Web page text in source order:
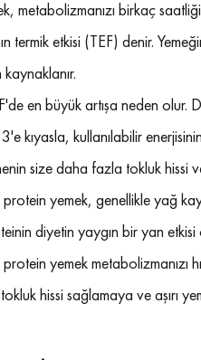
metabolizmanızı birkaç
termik etkisi (TEF) denir.
en büyük artışa neden
kıyasla, kullanılabilir
size daha fazla tokluk hissi
yemek, genellikle yağ
diyetin yaygın bir yan etkisi
yemek metabolizmanızı
hissi sağlamaya ve aşırı